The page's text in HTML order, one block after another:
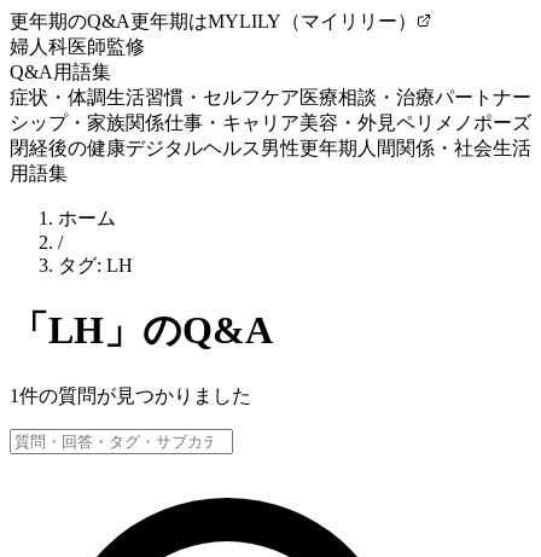
更年期のQ&A更年期はMYLILY（マイリリー）
婦人科医師監修
Q&A 用語集
症状・体調生活習慣・セルフケア医療相談・治療パートナー
シップ・家族関係仕事・キャリア美容・外見ペリメノポーズ
閉経後の健康デジタルヘルス男性更年期 人間関係・社会生活
用語集
ホーム
/
タグ: LH
「 LH 」のQ&A
1件の質問が見つかりました